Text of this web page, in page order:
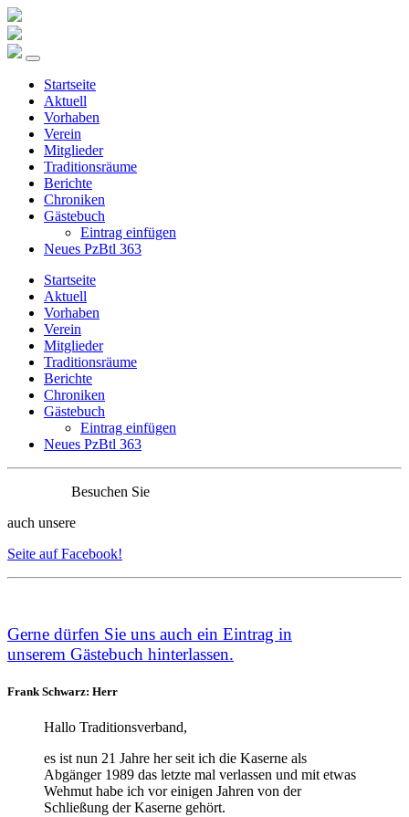
Startseite
Aktuell
Vorhaben
Verein
Mitglieder
Traditionsräume
Berichte
Chroniken
Gästebuch
Eintrag einfügen
Neues PzBtl 363
Startseite
Aktuell
Vorhaben
Verein
Mitglieder
Traditionsräume
Berichte
Chroniken
Gästebuch
Eintrag einfügen
Neues PzBtl 363
Besuchen Sie
auch unsere
Seite auf Facebook!
Gerne dürfen Sie uns auch ein Eintrag in
unserem Gästebuch hinterlassen.
Frank Schwarz: Herr
Hallo Traditionsverband,
es ist nun 21 Jahre her seit ich die Kaserne als
Abgänger 1989 das letzte mal verlassen und mit etwas
Wehmut habe ich vor einigen Jahren von der
Schließung der Kaserne gehört.